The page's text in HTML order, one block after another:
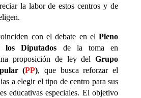
la labor de estos centros y de
con el debate en elPleno
los Diputados de la toma en
proposición de ley delGrupo
(PP), que busca reforzar el
a elegir el tipo de centro para sus
educativas especiales. El objetivo